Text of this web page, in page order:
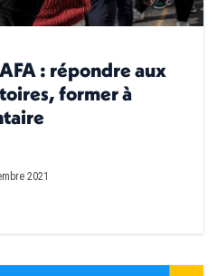
: répondre aux
former à
2021